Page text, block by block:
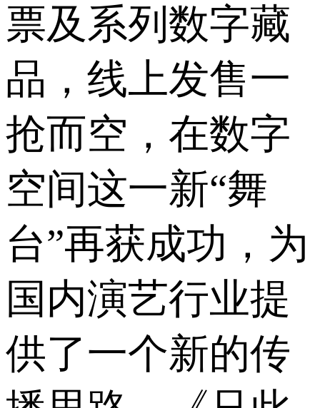
票及系列数字藏
品，线上发售一
抢而空，在数字
空间这一新“舞
台”再获成功，为
国内演艺行业提
供了一个新的传